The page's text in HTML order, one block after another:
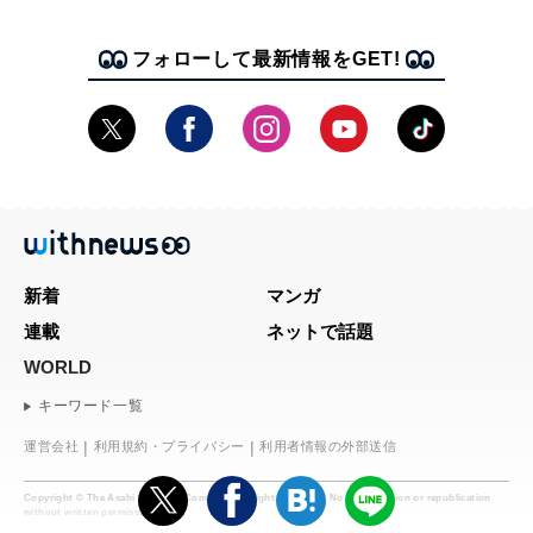
フォローして最新情報をGET!
Copyright © The Asahi Shimbun Company. All rights reserved. No reproduction or republication
without written permission.
新着
マンガ
連載
ネットで話題
WORLD
キーワード一覧
運営会社 利用規約・プライバシー 利用者情報の外部送信